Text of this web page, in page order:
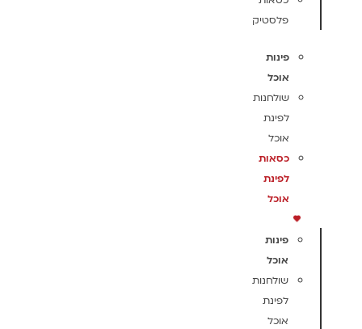
פלסטיק
פינות
אוכל
שולחנות
לפינת
אוכל
כסאות
לפינת
אוכל
פינות
אוכל
שולחנות
לפינת
אוכל